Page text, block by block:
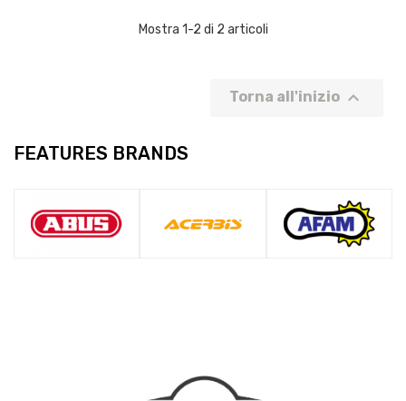
Mostra 1-2 di 2 articoli
Torna all'inizio 
FEATURES BRANDS